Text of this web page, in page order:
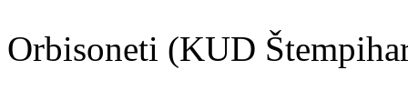
Orbisoneti (KUD